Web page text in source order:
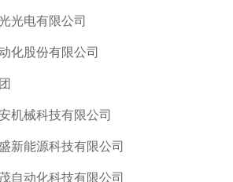
光电有限公司
化股份有限公司
机械科技有限公司
新能源科技有限公司
自动化科技有限公司